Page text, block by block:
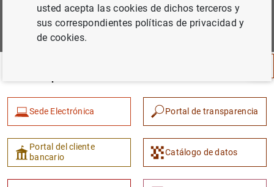
Sugerencias
Sede Electrónica Portal de transparencia
Portal del cliente
bancario
Catálogo de datos
usted acepta las cookies de dichos terceros y
sus correspondientes políticas de privacidad y
de cookies.